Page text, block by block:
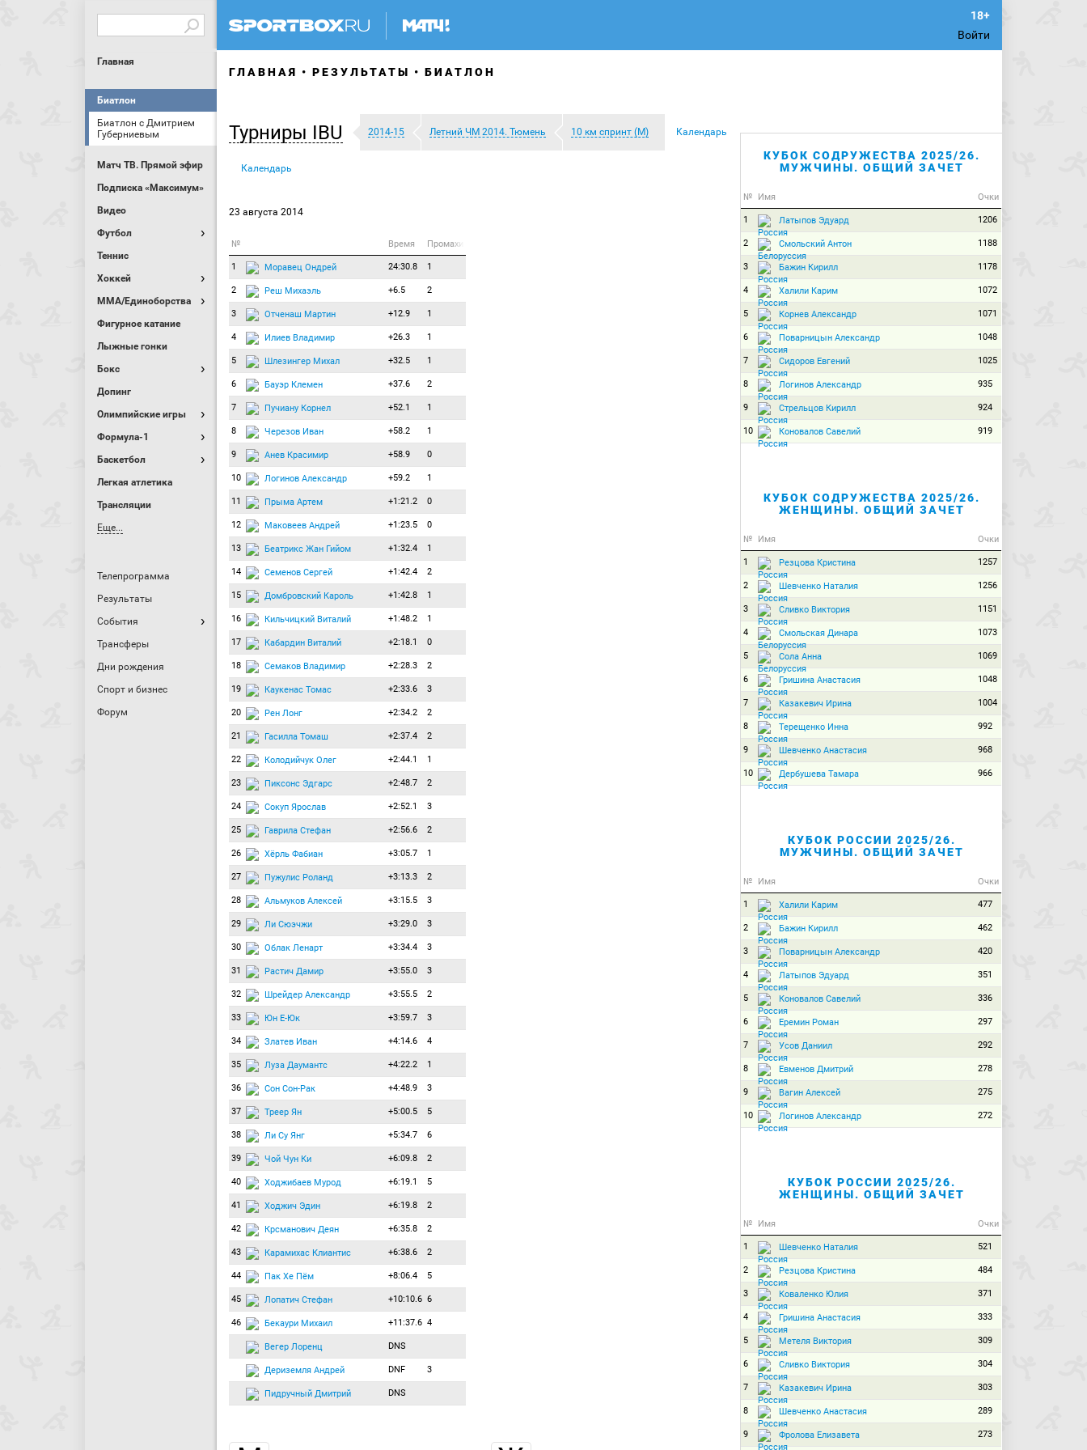
Войти
Главная
Биатлон
Биатлон с Дмитрием
Губерниевым
Матч ТВ. Прямой эфир
Подписка «Максимум»
Видео
Футбол
Теннис
Хоккей
MMA/Единоборства
Фигурное катание
Лыжные гонки
Бокс
Допинг
Олимпийские игры
Формула-1
Баскетбол
Легкая атлетика
Трансляции
Еще...
Телепрограмма
Результаты
События
Трансферы
Дни рождения
Спорт и бизнес
Форум
ГЛАВНАЯ РЕЗУЛЬТАТЫ БИАТЛОН
Турниры IBU 2014-15 Летний ЧМ 2014. Тюмень 10 км спринт (М) Календарь
Календарь
23 августа 2014
№ Время Промахи
1 Моравец Ондрей 24:30.8 1
2 Реш Михаэль +6.5 2
3 Отченаш Мартин +12.9 1
4 Илиев Владимир +26.3 1
5 Шлезингер Михал +32.5 1
6 Бауэр Клемен +37.6 2
7 Пучиану Корнел +52.1 1
8 Черезов Иван +58.2 1
9 Анев Красимир +58.9 0
10 Логинов Александр +59.2 1
11 Прыма Артем +1:21.2 0
12 Маковеев Андрей +1:23.5 0
13 Беатрикс Жан Гийом +1:32.4 1
14 Семенов Сергей +1:42.4 2
15 Домбровский Кароль +1:42.8 1
16 Кильчицкий Виталий +1:48.2 1
17 Кабардин Виталий +2:18.1 0
18 Семаков Владимир +2:28.3 2
19 Каукенас Томас +2:33.6 3
20 Рен Лонг +2:34.2 2
21 Гасилла Томаш +2:37.4 2
22 Колодийчук Олег +2:44.1 1
23 Пиксонс Эдгарс +2:48.7 2
24 Сокуп Ярослав +2:52.1 3
25 Гаврила Стефан +2:56.6 2
26 Хёрль Фабиан +3:05.7 1
27 Пужулис Роланд +3:13.3 2
28 Альмуков Алексей +3:15.5 3
29 Ли Сюэчжи +3:29.0 3
30 Облак Ленарт +3:34.4 3
31 Растич Дамир +3:55.0 3
32 Шрейдер Александр +3:55.5 2
33 Юн Е-Юк +3:59.7 3
34 Златев Иван +4:14.6 4
35 Луза Даумантс +4:22.2 1
36 Сон Сон-Рак +4:48.9 3
37 Треер Ян +5:00.5 5
38 Ли Су Янг +5:34.7 6
39 Чой Чун Ки +6:09.8 2
40 Ходжибаев Мурод +6:19.1 5
41 Ходжич Эдин +6:19.8 2
42 Крсманович Деян +6:35.8 2
43 Карамихас Клиантис +6:38.6 2
44 Пак Хе Пём +8:06.4 5
45 Лопатич Стефан +10:10.6 6
46 Бекаури Михаил +11:37.6 4
Вегер Лоренц DNS
Дериземля Андрей DNF 3
Пидручный Дмитрий DNS
КУБОК СОДРУЖЕСТВА 2025/26.
МУЖЧИНЫ. ОБЩИЙ ЗАЧЕТ
№ Имя Очки
1 Латыпов Эдуард 1206
2 Смольский Антон 1188
3 Бажин Кирилл 1178
4 Халили Карим 1072
5 Корнев Александр 1071
6 Поварницын Александр 1048
7 Сидоров Евгений 1025
8 Логинов Александр 935
9 Стрельцов Кирилл 924
10 Коновалов Савелий 919
КУБОК СОДРУЖЕСТВА 2025/26.
ЖЕНЩИНЫ. ОБЩИЙ ЗАЧЕТ
№ Имя Очки
1 Резцова Кристина 1257
2 Шевченко Наталия 1256
3 Сливко Виктория 1151
4 Смольская Динара 1073
5 Сола Анна 1069
6 Гришина Анастасия 1048
7 Казакевич Ирина 1004
8 Терещенко Инна 992
9 Шевченко Анастасия 968
10 Дербушева Тамара 966
КУБОК РОССИИ 2025/26.
МУЖЧИНЫ. ОБЩИЙ ЗАЧЕТ
№ Имя Очки
1 Халили Карим 477
2 Бажин Кирилл 462
3 Поварницын Александр 420
4 Латыпов Эдуард 351
5 Коновалов Савелий 336
6 Еремин Роман 297
7 Усов Даниил 292
8 Евменов Дмитрий 278
9 Вагин Алексей 275
10 Логинов Александр 272
КУБОК РОССИИ 2025/26.
ЖЕНЩИНЫ. ОБЩИЙ ЗАЧЕТ
№ Имя Очки
1 Шевченко Наталия 521
2 Резцова Кристина 484
3 Коваленко Юлия 371
4 Гришина Анастасия 333
5 Метеля Виктория 309
6 Сливко Виктория 304
7 Казакевич Ирина 303
8 Шевченко Анастасия 289
9 Фролова Елизавета 273